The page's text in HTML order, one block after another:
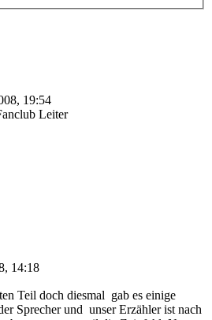
19:54
Leiter
14:18
Teil doch diesmal gab es einige
Sprecher und unser Erzähler ist nach